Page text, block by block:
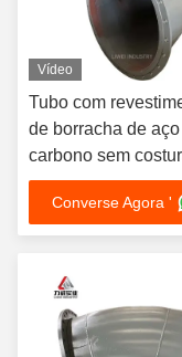
Vídeo
Tubo com
de borracha de aço
carbono sem
com flange EPDM
revestimento de
neopreno com
Converse Agora '